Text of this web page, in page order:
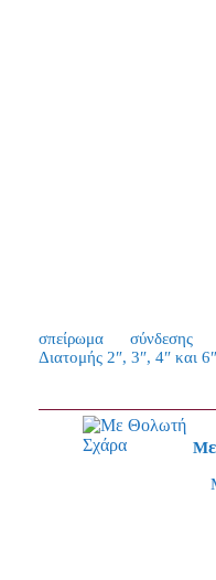
σπείρωμα
Διατομής 2″, 3″, 4″ και 6″